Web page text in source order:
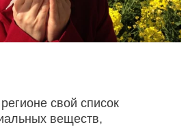
свой список
веществ,